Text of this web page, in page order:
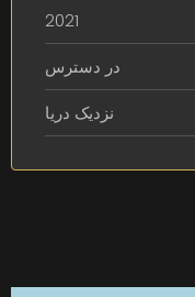
2021
در دسترس
نزدیک دریا